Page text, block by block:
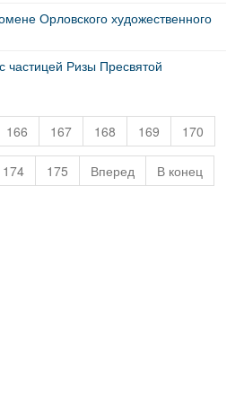
Орловского художественного
частицей Ризы Пресвятой
166 167 168 169 170
174 175 Вперед В конец